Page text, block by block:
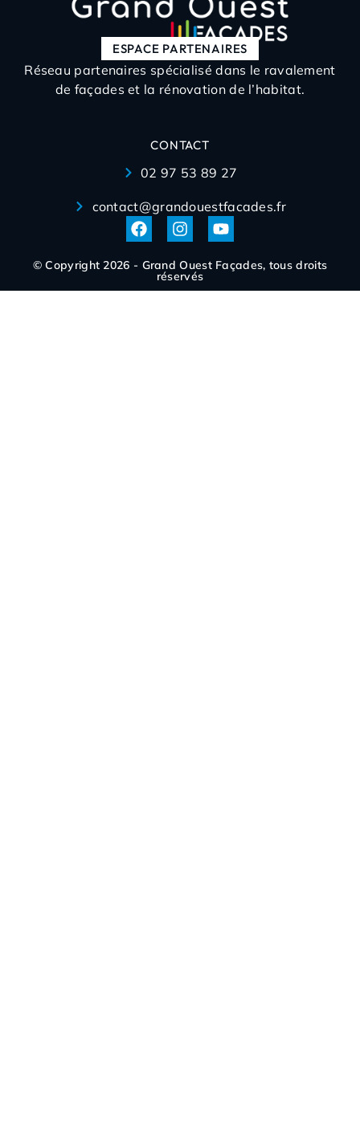
ESPACE PARTENAIRES
Réseau partenaires spécialisé dans le ravalement
de façades et la rénovation de l’habitat.
CONTACT
02 97 53 89 27
contact@grandouestfacades.fr
© Copyright 2026 - Grand Ouest Façades, tous droits
réservés